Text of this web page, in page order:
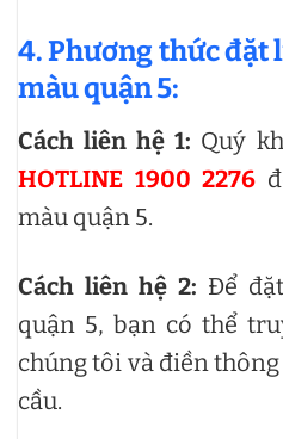
4. Phương thức đặt
màu quận 5:
Cách liên hệ 1: Quý
HOTLINE 1900 2276
màu quận 5.
Cách liên hệ 2: Để
quận 5, bạn có thể
chúng tôi và điền
cầu.